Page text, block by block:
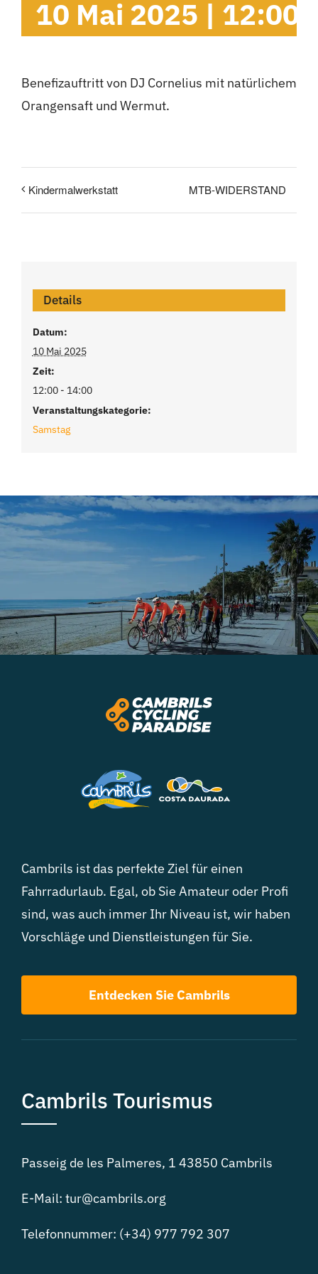
Cambrils
10 Mai 2025 | 12:00
Benefizauftritt von DJ Cornelius mit natürlichem
Orangensaft und Wermut.
Kindermalwerkstatt MTB-WIDERSTAND
Details
Datum:
10 Mai 2025
Zeit:
12:00 - 14:00
Veranstaltungskategorie:
Samstag
Cambrils ist das perfekte Ziel für einen
Fahrradurlaub. Egal, ob Sie Amateur oder Profi
sind, was auch immer Ihr Niveau ist, wir haben
Vorschläge und Dienstleistungen für Sie.
Entdecken Sie Cambrils
Cambrils Tourismus
Passeig de les Palmeres, 1 43850 Cambrils
E-Mail: tur@cambrils.org
Telefonnummer: (+34) 977 792 307